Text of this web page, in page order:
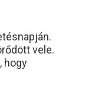
vele.
hogy